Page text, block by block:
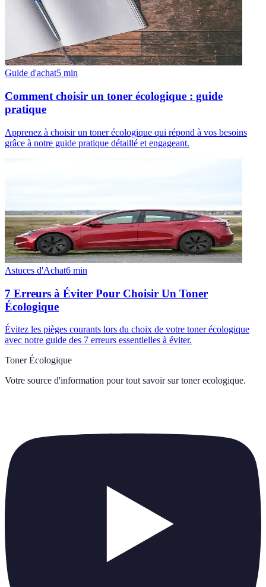
Guide d'achat5 min
Comment choisir un toner écologique : guide
pratique
Apprenez à choisir un toner écologique qui répond à vos besoins
grâce à notre guide pratique détaillé et engageant.
Astuces d'Achat6 min
7 Erreurs à Éviter Pour Choisir Un Toner
Écologique
Évitez les pièges courants lors du choix de votre toner écologique
avec notre guide des 7 erreurs essentielles à éviter.
Toner Écologique
Votre source d'information pour tout savoir sur toner ecologique.